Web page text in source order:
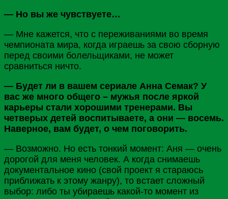
— Но вы же чувствуете…
— Мне кажется, что с переживаниями во время
чемпионата мира, когда играешь за свою сборную
перед своими болельщиками, не может
сравниться ничто.
— Будет ли в вашем сериале Анна Семак? У
вас же много общего – мужья после яркой
карьеры стали хорошими тренерами. Вы
четверых детей воспитываете, а они — восемь.
Наверное, вам будет, о чем поговорить.
— Возможно. Но есть тонкий момент: Аня — очень
дорогой для меня человек. А когда снимаешь
документальное кино (свой проект я стараюсь
приближать к этому жанру), то встает сложный
выбор: либо ты убираешь какой-то момент из